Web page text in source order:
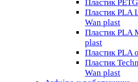
Пластик
Пластик PLA
Wan plast
Пластик PLA
plast
Пластик PLA
Пластик
Wan plast